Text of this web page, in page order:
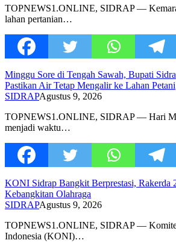
TOPNEWS1.ONLINE, SIDRAP —
lahan pertanian…
Minggu Sore di Tengah Sawah, Bupati
Pastikan Air Tetap Mengalir ke Lahan Petani
SIDRAPAgustus 9, 2026
TOPNEWS1.ONLINE, SIDRAP — Hari
menjadi waktu…
KONI Sidrap Bangkit Berprestasi, Rakerda
Kebangkitan Olahraga
SIDRAPAgustus 9, 2026
TOPNEWS1.ONLINE, SIDRAP — Komite
Indonesia (KONI)…